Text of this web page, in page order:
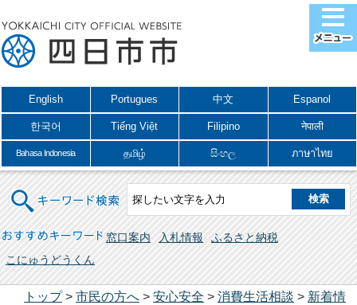
English Portugues 中文 Espanol
한국어 Tiếng Việt Filipino नेपाली
Bahasa Indonesia தமிழ் සිංහල ภาษาไทย
キーワード検索
おすすめキーワード 窓口案内 入札情報
ふるさと納税
こにゅうどうくん
トップ> 市民の方へ > 安心安全 > 消費生活相談 > 新着情